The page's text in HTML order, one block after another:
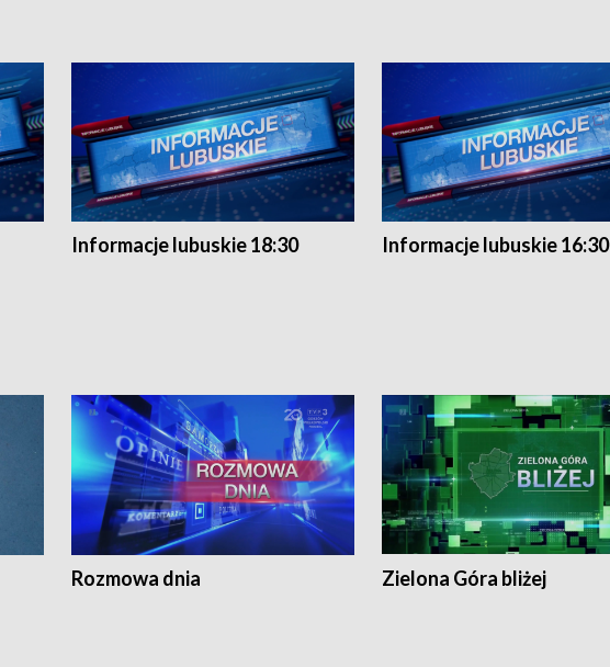
Informacje lubuskie 18:30 Informacje lubuskie 16:30
Rozmowa dnia Zielona Góra bliżej